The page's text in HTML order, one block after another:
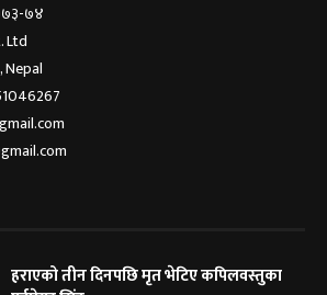
७४
Ltd
Nepal
हराएको तीन दिनपछि मृत भेटिए कपिलवस्तुका